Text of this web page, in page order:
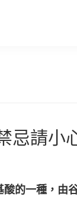
忌請小
酸的一種，由